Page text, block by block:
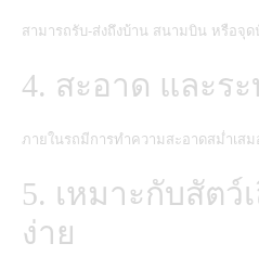
สามารถรับ-ส่งถึงบ้าน สนามบิน หรือจุด
4. สะอาด และร
ภายในรถมีการทำความสะอาดสม่ำเส
5. เหมาะกับสัตว์
ง่าย